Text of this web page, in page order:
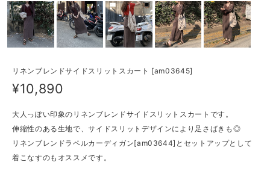
リネンブレンドサイドスリットスカート [am03645]
¥10,890
大人っぽい印象のリネンブレンドサイドスリットスカートです。
伸縮性のある生地で、サイドスリットデザインにより足さばきも◎
リネンブレンドラペルカーディガン[am03644]とセットアップとして
着こなすのもオススメです。